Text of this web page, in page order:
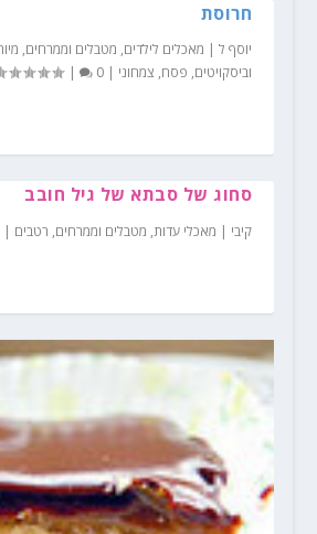
חרוסת
יוסף ל| מאכלים לילדים, מטבלים וממרחים,
וביסקויטים, פסח, צמחוני |
0
|
סחוג של סבתא של גיל חובב
קיבי | מאכלי עדות, מטבלים וממרחים, רטבים |